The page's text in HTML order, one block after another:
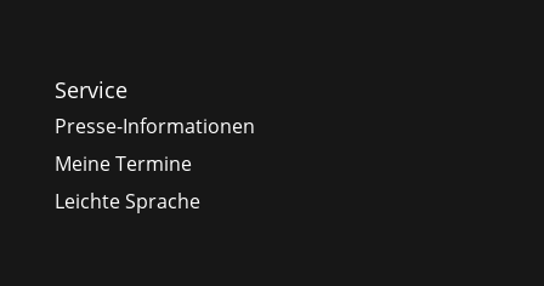
Service
Presse-Informationen
Meine Termine
Leichte Sprache